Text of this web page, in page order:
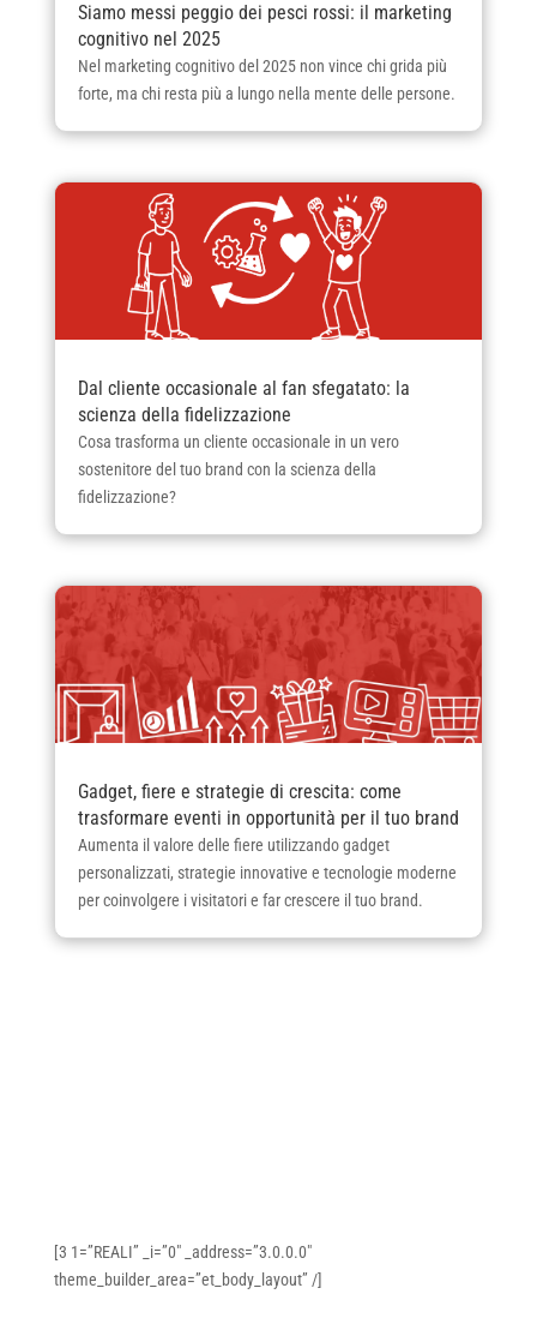
Siamo messi peggio dei pesci rossi: il marketing
cognitivo nel 2025
Nel marketing cognitivo del 2025 non vince chi grida più
forte, ma chi resta più a lungo nella mente delle persone.
Dal cliente occasionale al fan sfegatato: la
scienza della fidelizzazione
Cosa trasforma un cliente occasionale in un vero
sostenitore del tuo brand con la scienza della
fidelizzazione?
Gadget, fiere e strategie di crescita: come
trasformare eventi in opportunità per il tuo brand
Aumenta il valore delle fiere utilizzando gadget
personalizzati, strategie innovative e tecnologie moderne
per coinvolgere i visitatori e far crescere il tuo brand.
[3 1=”REALI” _i=”0″ _address=”3.0.0.0″
theme_builder_area=”et_body_layout” /]